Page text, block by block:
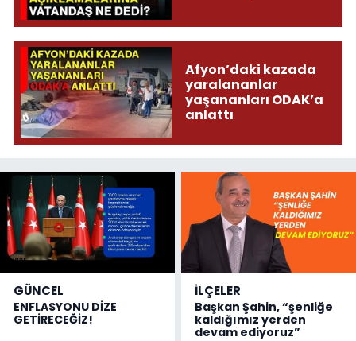
Afyon’daki kazada
yaralananlar
yaşananları ODAK’a
anlattı
GÜNCEL
ENFLASYONU DİZE
GETİRECEĞİZ!
İLÇELER
Başkan Şahin, “şenliğe
kaldığımız yerden
devam ediyoruz”